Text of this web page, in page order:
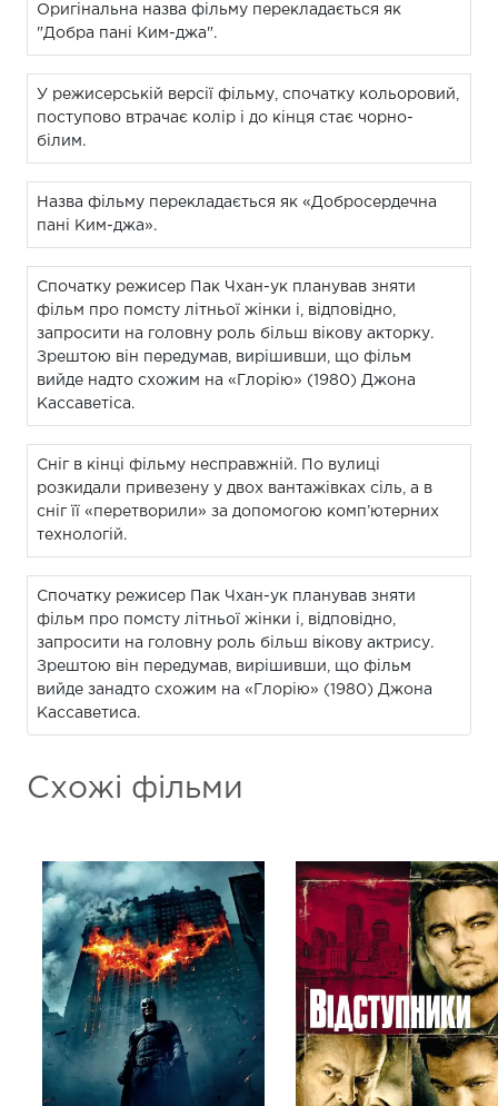
Оригінальна назва фільму перекладається як
"Добра пані Ким-джа".
У режисерській версії фільму, спочатку кольоровий,
поступово втрачає колір і до кінця стає чорно-
білим.
Назва фільму перекладається як «Добросердечна
пані Ким-джа».
Спочатку режисер Пак Чхан-ук планував зняти
фільм про помсту літньої жінки і, відповідно,
запросити на головну роль більш вікову акторку.
Зрештою він передумав, вирішивши, що фільм
вийде надто схожим на «Глорію» (1980) Джона
Кассаветіса.
Сніг в кінці фільму несправжній. По вулиці
розкидали привезену у двох вантажівках сіль, а в
сніг її «перетворили» за допомогою комп’ютерних
технологій.
Спочатку режисер Пак Чхан-ук планував зняти
фільм про помсту літньої жінки і, відповідно,
запросити на головну роль більш вікову актрису.
Зрештою він передумав, вирішивши, що фільм
вийде занадто схожим на «Глорію» (1980) Джона
Кассаветиса.
Схожі фільми